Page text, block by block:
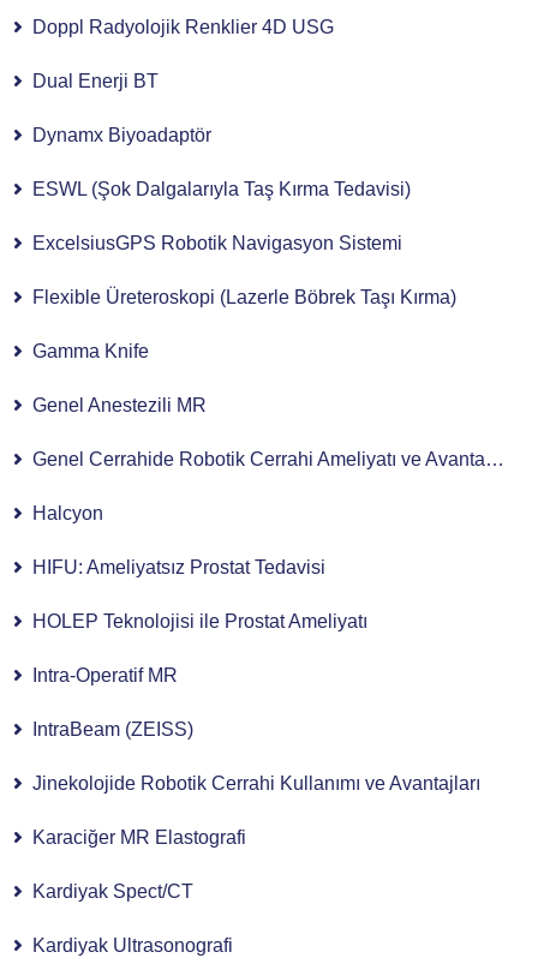
Doppl Radyolojik Renklier 4D USG
Dual Enerji BT
Dynamx Biyoadaptör
ESWL (Şok Dalgalarıyla Taş Kırma Tedavisi)
ExcelsiusGPS Robotik Navigasyon Sistemi
Flexible Üreteroskopi (Lazerle Böbrek Taşı Kırma)
Gamma Knife
Genel Anestezili MR
Genel Cerrahide Robotik Cerrahi Ameliyatı ve Avantajları
Halcyon
HIFU: Ameliyatsız Prostat Tedavisi
HOLEP Teknolojisi ile Prostat Ameliyatı
Intra-Operatif MR
IntraBeam (ZEISS)
Jinekolojide Robotik Cerrahi Kullanımı ve Avantajları
Karaciğer MR Elastografi
Kardiyak Spect/CT
Kardiyak Ultrasonografi